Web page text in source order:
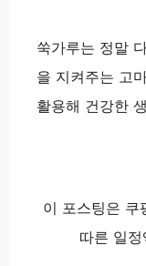
쑥가루는 정말
을 지켜주는 고
활용해 건강한
이 포스팅은 쿠
따른 일